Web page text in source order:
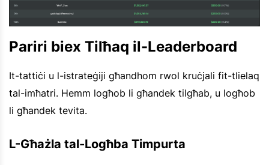
Pariri biex Tilħaq il-Leaderboard
It-tattiċi u l-istrateġiji għandhom rwol kruċjali fit-tlielaq
tal-imħatri. Hemm logħob li għandek tilgħab, u logħob
li għandek tevita.
L-Għażla tal-Logħba Timpurta